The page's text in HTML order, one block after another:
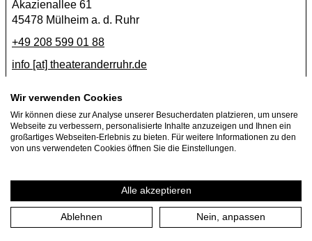
Akazienallee 61
45478 Mülheim a. d. Ruhr
+49 208 599 01 88
info [​at​] theateranderruhr.de
Facebook
Instagram
Newsletter
Datenschutzerklärung Cookie-Einstellungen
Wir verwenden Cookies
Wir können diese zur Analyse unserer Besucherdaten platzieren, um unsere
Webseite zu verbessern, personalisierte Inhalte anzuzeigen und Ihnen ein
großartiges Webseiten-Erlebnis zu bieten. Für weitere Informationen zu den
von uns verwendeten Cookies öffnen Sie die Einstellungen.
Alle akzeptieren
Ablehnen Nein, anpassen